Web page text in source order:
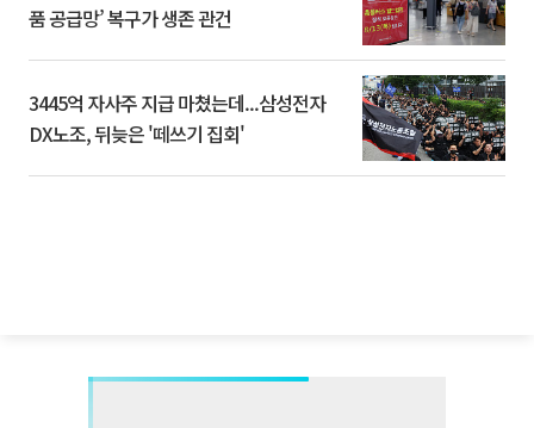
품 공급망’ 복구가 생존 관건
3445억 자사주 지급 마쳤는데...삼성전자
DX노조, 뒤늦은 '떼쓰기 집회'